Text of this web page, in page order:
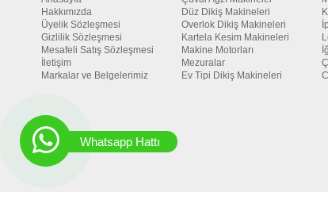
Hakkımızda
Üyelik Sözleşmesi
Gizlilik Sözleşmesi
Mesafeli Satış Sözleşmesi
İletişim
Markalar ve Belgelerimiz
Düz Dikiş Makineleri
Overlok Dikiş Makineleri
Kartela Kesim Makineleri
Makine Motorları
Mezuralar
Ev Tipi Dikiş Makineleri
Whatsapp Hattı